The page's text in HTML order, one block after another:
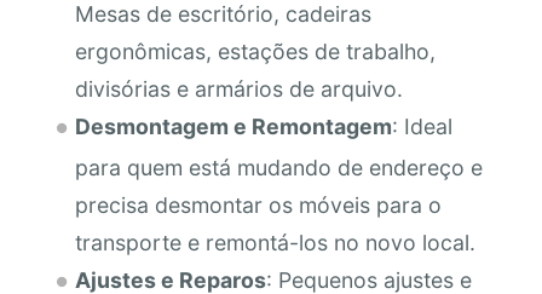
Mesas de escritório, cadeiras
ergonômicas, estações de trabalho,
divisórias e armários de arquivo.
Desmontagem e Remontagem: Ideal
para quem está mudando de endereço e
precisa desmontar os móveis para o
transporte e remontá-los no novo local.
Ajustes e Reparos: Pequenos ajustes e